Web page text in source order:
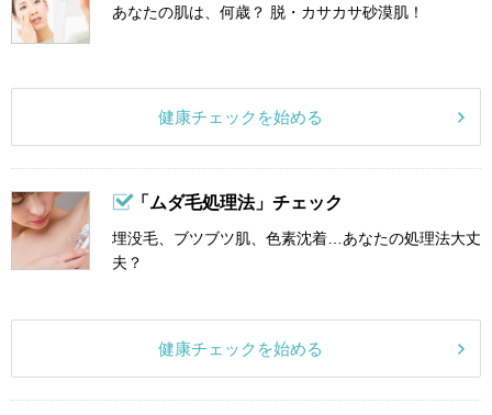
あなたの肌は、何歳？ 脱・カサカサ砂漠肌！
健康チェックを始める
「ムダ毛処理法」チェック
埋没毛、ブツブツ肌、色素沈着…あなたの処理法大丈
夫？
健康チェックを始める